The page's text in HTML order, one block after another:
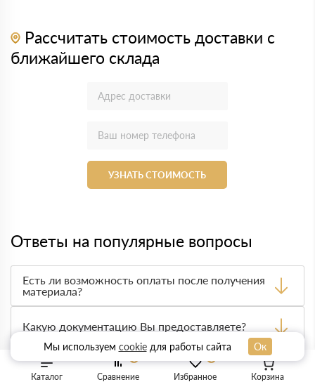
Каталог Избранное
Сравнение Корзина
Рассчитать стоимость доставки с
ближайшего склада
УЗНАТЬ СТОИМОСТЬ
Ответы на популярные вопросы
Есть ли возможность оплаты после получения
материала?
оплата по факту получения товара. При этом, если
доставленный товар был ненадлежащего качества, то
Вы вправе от него отказаться.
Какую документацию Вы предоставляете?
С каждой товарной позицией мы предоставляем все
сертификаты и паспорта качества, а также товарно-
транспортную накладную.
Как рассчитывается доставка?
Мы используем cookieдля работы сайта Ок